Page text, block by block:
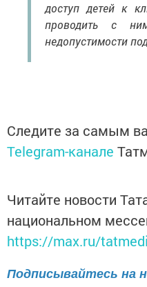
доступ детей к
проводить с
недопустимости
Следите за самым
Telegram-канале
Читайте новости
национальном
https://max.ru/
Подписывайтесь на